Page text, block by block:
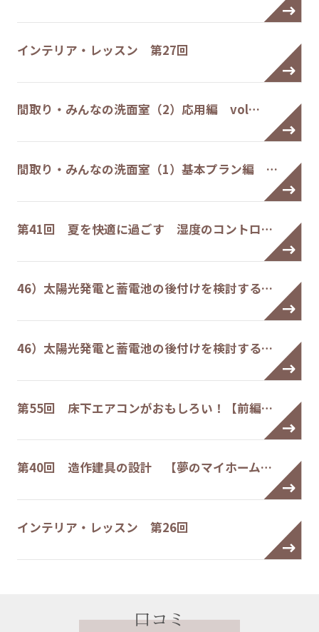
インテリア・レッスン 第27回
間取り・みんなの洗面室（2）応用編 vol…
間取り・みんなの洗面室（1）基本プラン編 …
第41回 夏を快適に過ごす 湿度のコントロ…
46）太陽光発電と蓄電池の後付けを検討する…
46）太陽光発電と蓄電池の後付けを検討する…
第55回 床下エアコンがおもしろい！【前編…
第40回 造作建具の設計 【夢のマイホーム…
インテリア・レッスン 第26回
口コミ